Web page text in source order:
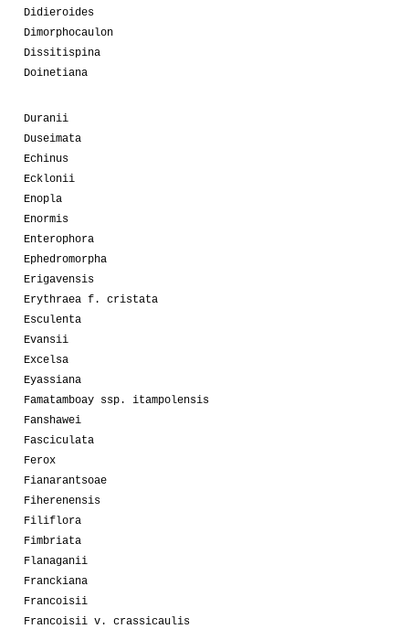
Didieroides
Dimorphocaulon
Dissitispina
Doinetiana
Duranii
Duseimata
Echinus
Ecklonii
Enopla
Enormis
Enterophora
Ephedromorpha
Erigavensis
Erythraea f. cristata
Esculenta
Evansii
Excelsa
Eyassiana
Famatamboay ssp. itampolensis
Fanshawei
Fasciculata
Ferox
Fianarantsoae
Fiherenensis
Filiflora
Fimbriata
Flanaganii
Franckiana
Francoisii
Francoisii v. crassicaulis